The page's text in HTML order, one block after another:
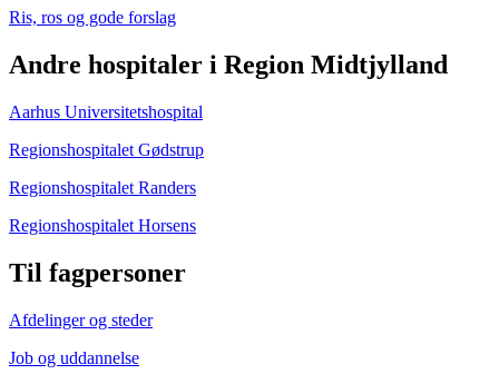
Ris, ros og gode forslag
Andre hospitaler i Region Midtjylland
Aarhus Universitetshospital
Regionshospitalet Gødstrup
Regionshospitalet Randers
Regionshospitalet Horsens
Til fagpersoner
Afdelinger og steder
Job og uddannelse